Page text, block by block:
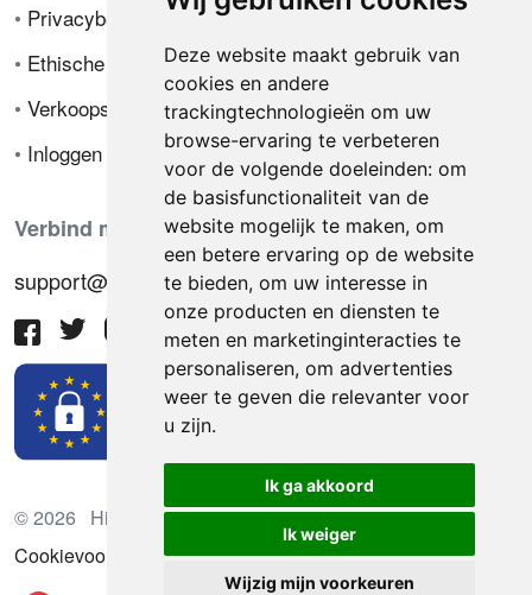
Deze website maakt gebruik van
cookies en andere
trackingtechnologieën om uw
browse-ervaring te verbeteren
voor de volgende doeleinden: om
de basisfunctionaliteit van de
website mogelijk te maken, om
een betere ervaring op de website
te bieden, om uw interesse in
onze producten en diensten te
meten en marketinginteracties te
personaliseren, om advertenties
weer te geven die relevanter voor
u zijn.
Ik ga akkoord
Ik weiger
Wijzig mijn voorkeuren
• Privacybeleid
• Ethische code
• Verkoopsvoorwaarden
• Inloggen
Verbind met ons
support@hiringnotes.com
© 2026 Hiring Notes. Internationaal wervingsplatform
Cookievoorkeuren bijwerken